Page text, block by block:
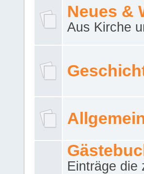
Neues &
Aus Kirche
Einträge die